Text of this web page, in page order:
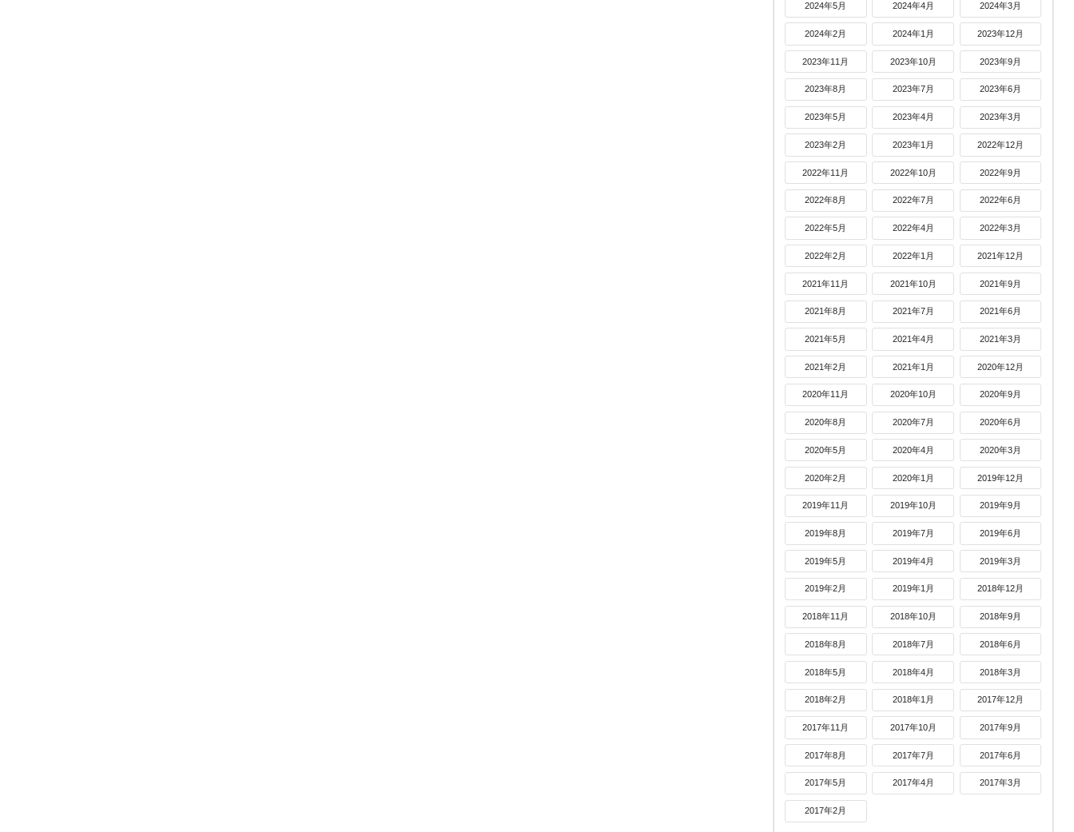
2024年5月 2024年4月 2024年3月
2024年2月 2024年1月 2023年12月
2023年11月 2023年10月 2023年9月
2023年8月 2023年7月 2023年6月
2023年5月 2023年4月 2023年3月
2023年2月 2023年1月 2022年12月
2022年11月 2022年10月 2022年9月
2022年8月 2022年7月 2022年6月
2022年5月 2022年4月 2022年3月
2022年2月 2022年1月 2021年12月
2021年11月 2021年10月 2021年9月
2021年8月 2021年7月 2021年6月
2021年5月 2021年4月 2021年3月
2021年2月 2021年1月 2020年12月
2020年11月 2020年10月 2020年9月
2020年8月 2020年7月 2020年6月
2020年5月 2020年4月 2020年3月
2020年2月 2020年1月 2019年12月
2019年11月 2019年10月 2019年9月
2019年8月 2019年7月 2019年6月
2019年5月 2019年4月 2019年3月
2019年2月 2019年1月 2018年12月
2018年11月 2018年10月 2018年9月
2018年8月 2018年7月 2018年6月
2018年5月 2018年4月 2018年3月
2018年2月 2018年1月 2017年12月
2017年11月 2017年10月 2017年9月
2017年8月 2017年7月 2017年6月
2017年5月 2017年4月 2017年3月
2017年2月